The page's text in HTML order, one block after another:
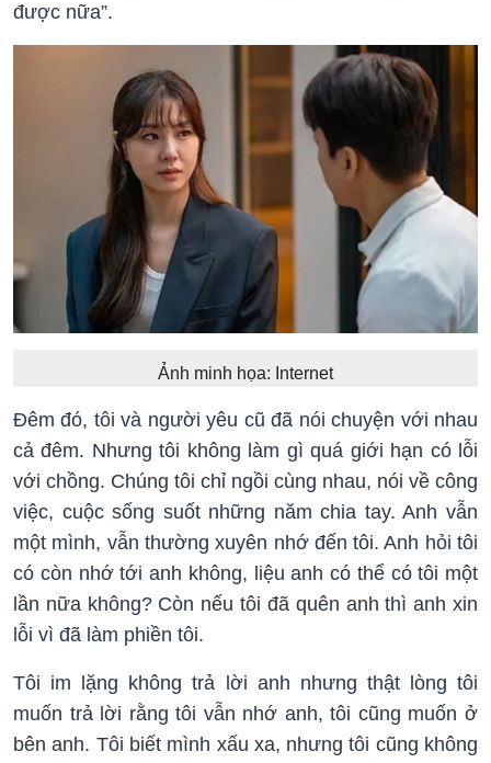
được nữa”.
Ảnh minh họa: Internet
Đêm đó, tôi và người yêu cũ đã nói chuyện với nhau
cả đêm. Nhưng tôi không làm gì quá giới hạn có lỗi
với chồng. Chúng tôi chỉ ngồi cùng nhau, nói về công
việc, cuộc sống suốt những năm chia tay. Anh vẫn
một mình, vẫn thường xuyên nhớ đến tôi. Anh hỏi tôi
có còn nhớ tới anh không, liệu anh có thể có tôi một
lần nữa không? Còn nếu tôi đã quên anh thì anh xin
lỗi vì đã làm phiền tôi.
Tôi im lặng không trả lời anh nhưng thật lòng tôi
muốn trả lời rằng tôi vẫn nhớ anh, tôi cũng muốn ở
bên anh. Tôi biết mình xấu xa, nhưng tôi cũng không